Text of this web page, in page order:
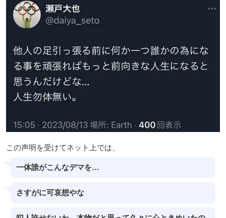
この声明を受けてネット上では、
一体誰がこんなデマを…
さすがに可哀想やな